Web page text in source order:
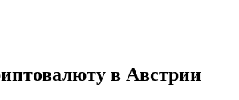
в Австрии